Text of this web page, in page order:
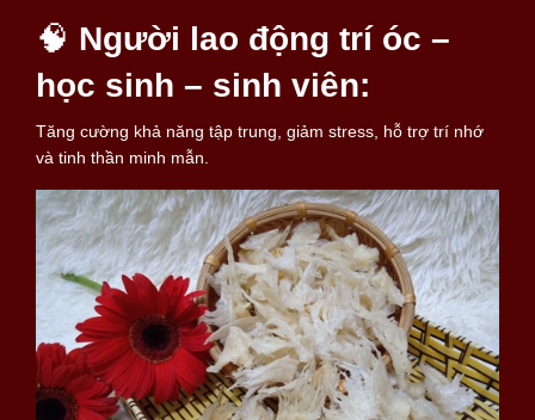
🧠 Người lao động trí óc –
học sinh – sinh viên:
Tăng cường khả năng tập trung, giảm stress, hỗ trợ trí nhớ
và tinh thần minh mẫn.